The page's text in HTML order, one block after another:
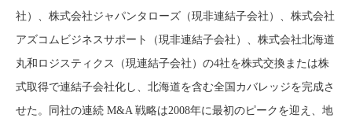
社）、株式会社ジャパンタローズ（現非連結子会社）、株式会社
アズコムビジネスサポート（現非連結子会社）、株式会社北海道
丸和ロジスティクス（現連結子会社）の4社を株式交換または株
式取得で連結子会社化し、北海道を含む全国カバレッジを完成さ
せた。同社の連続 M&A 戦略は2008年に最初のピークを迎え、地